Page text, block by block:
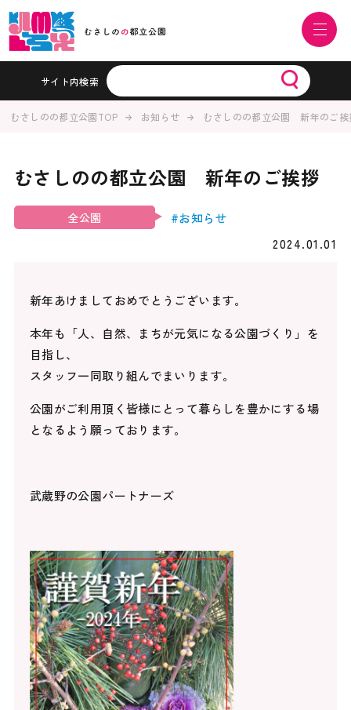
サイト内検索
むさしのの都立公園TOP お知らせ むさしのの都立公園 新年のご挨
むさしのの都立公園 新年のご挨拶
全公園
#お知らせ
2024.01.01
新年あけましておめでとうございます。
本年も「人、自然、まちが元気になる公園づくり」を
目指し、
スタッフ一同取り組んでまいります。
公園がご利用頂く皆様にとって暮らしを豊かにする場
となるよう願っております。
武蔵野の公園パートナーズ